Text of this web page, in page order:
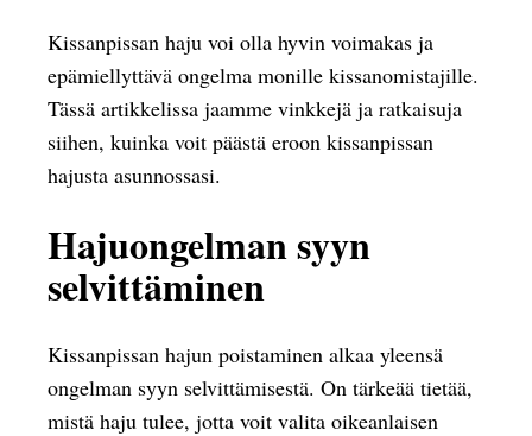
Kissanpissan haju voi olla hyvin voimakas ja
epämiellyttävä ongelma monille kissanomistajille.
Tässä artikkelissa jaamme vinkkejä ja ratkaisuja
siihen, kuinka voit päästä eroon kissanpissan
hajusta asunnossasi.
Hajuongelman syyn
selvittäminen
Kissanpissan hajun poistaminen alkaa yleensä
ongelman syyn selvittämisestä. On tärkeää tietää,
mistä haju tulee, jotta voit valita oikeanlaisen